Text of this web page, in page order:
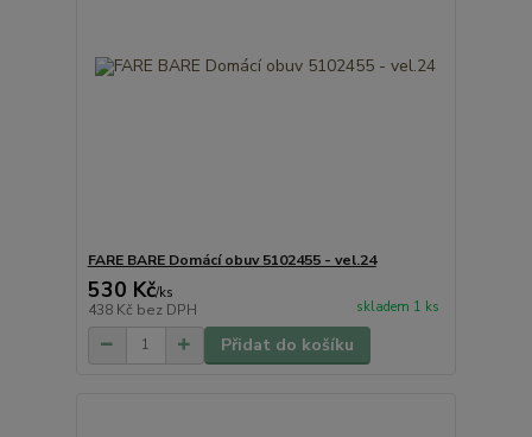
FARE BARE Domácí obuv 5102455 - vel.24
530 Kč/ks
438 Kč bez DPH skladem 1 ks
Přidat do košíku